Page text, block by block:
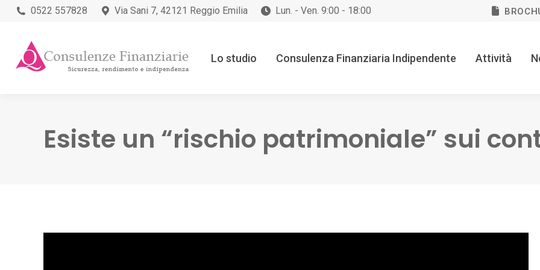
0522 557828 Via Sani 7, 42121 Reggio Emilia Lun. - Ven. 9:00 - 18:00
Lo studio Consulenza Finanziaria Indipendente Attività
Esiste un “rischio patrimoniale” sui